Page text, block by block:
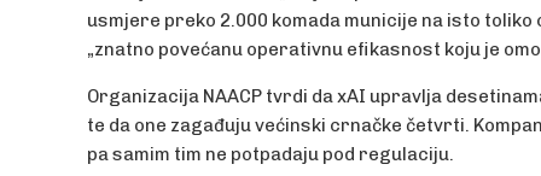
usmjere preko 2.000 komada municije na isto
„znatno povećanu operativnu efikasnost koju je
Organizacija NAACP tvrdi da xAI upravlja
te da one zagađuju većinski crnačke četvrti.
pa samim tim ne potpadaju pod regulaciju.